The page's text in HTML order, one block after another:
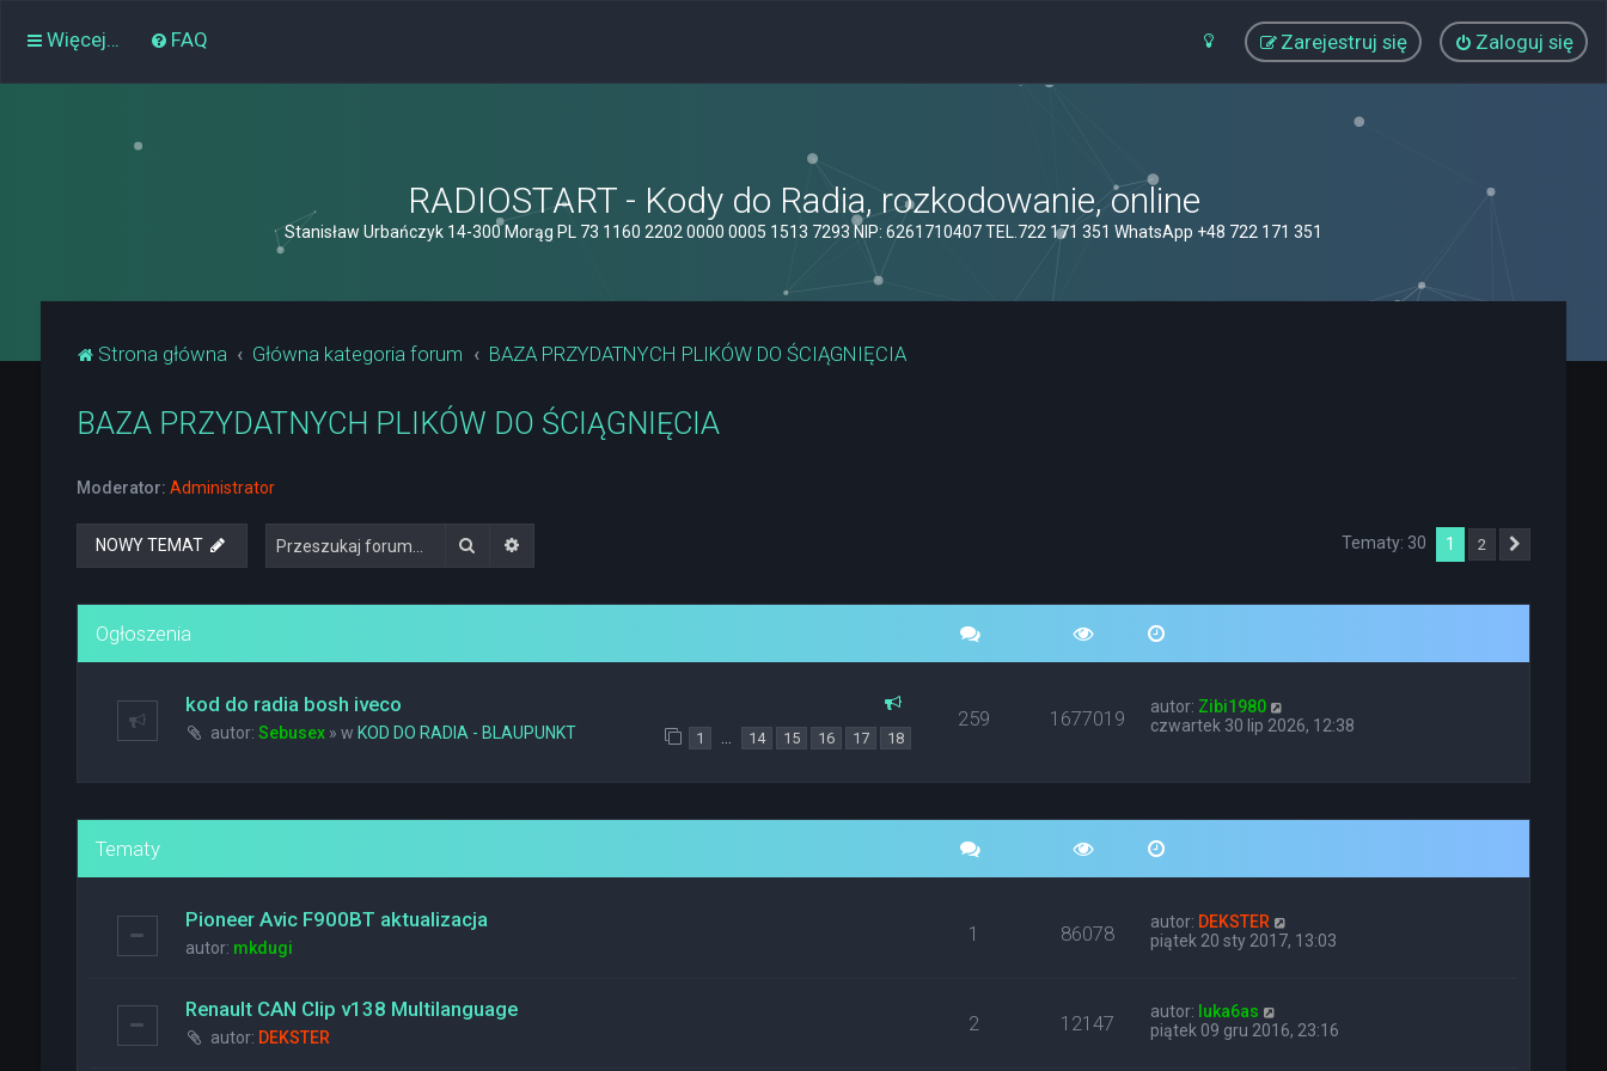
Więcej… FAQ Zaloguj się
Zarejestruj się
RADIOSTART - Kody do Radia, rozkodowanie, online
Stanisław Urbańczyk 14-300 Morąg PL 73 1160 2202 0000 0005 1513 7293 NIP: 6261710407 TEL.722 171 351 WhatsApp +48 722 171 351
Strona główna Główna kategoria forum BAZA PRZYDATNYCH PLIKÓW DO ŚCIĄGNIĘCIA
BAZA PRZYDATNYCH PLIKÓW DO ŚCIĄGNIĘCIA
Moderator: Administrator
NOWY TEMAT Szukaj Tematy: 30 1 2
Ogłoszenia
kod do radia bosh iveco
autor: Sebusex » w KOD DO RADIA - BLAUPUNKT 1 … 14 15 16 17 18
259 1677019 autor: Zibi1980
czwartek 30 lip 2026, 12:38
Tematy
Pioneer Avic F900BT aktualizacja
autor: mkdugi
1 86078 autor: DEKSTER
piątek 20 sty 2017, 13:03
Renault CAN Clip v138 Multilanguage
autor: DEKSTER
2 12147 autor: luka6as
piątek 09 gru 2016, 23:16